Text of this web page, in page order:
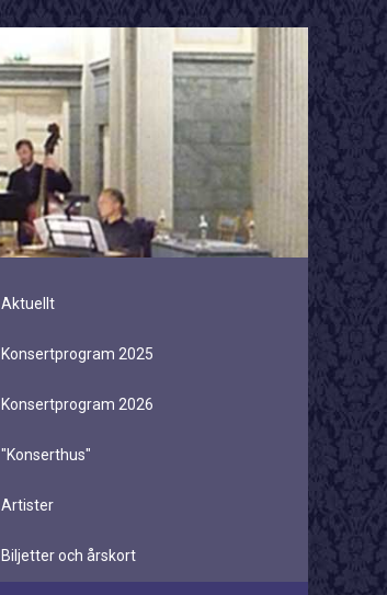
Aktuellt
Konsertprogram 2025
Konsertprogram 2026
"Konserthus"
Artister
Biljetter och årskort